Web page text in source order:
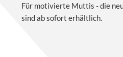
Für motivierte Muttis - die
sind ab sofort erhältlich.